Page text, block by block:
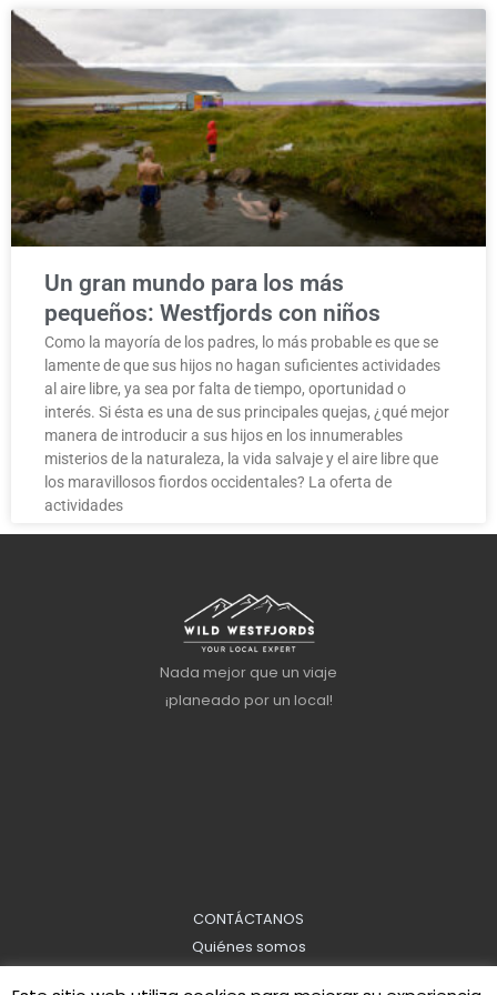
Un gran mundo para los más
pequeños: Westfjords con niños
Como la mayoría de los padres, lo más probable es que se
lamente de que sus hijos no hagan suficientes actividades
al aire libre, ya sea por falta de tiempo, oportunidad o
interés. Si ésta es una de sus principales quejas, ¿qué mejor
manera de introducir a sus hijos en los innumerables
misterios de la naturaleza, la vida salvaje y el aire libre que
los maravillosos fiordos occidentales? La oferta de
actividades
Nada mejor que un viaje
¡planeado por un local!
CONTÁCTANOS
Quiénes somos